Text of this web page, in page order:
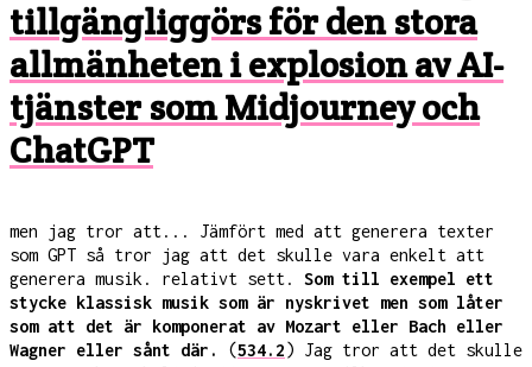
tillgängliggörs för den stora
allmänheten i explosion av AI-
tjänster som Midjourney och
ChatGPT
men jag tror att... Jämfört med att generera texter
som GPT så tror jag att det skulle vara enkelt att
generera musik. relativt sett. Som till exempel ett
stycke klassisk musik som är nyskrivet men som låter
som att det är komponerat av Mozart eller Bach eller
Wagner eller sånt där.
(534.2) Jag tror att det skulle